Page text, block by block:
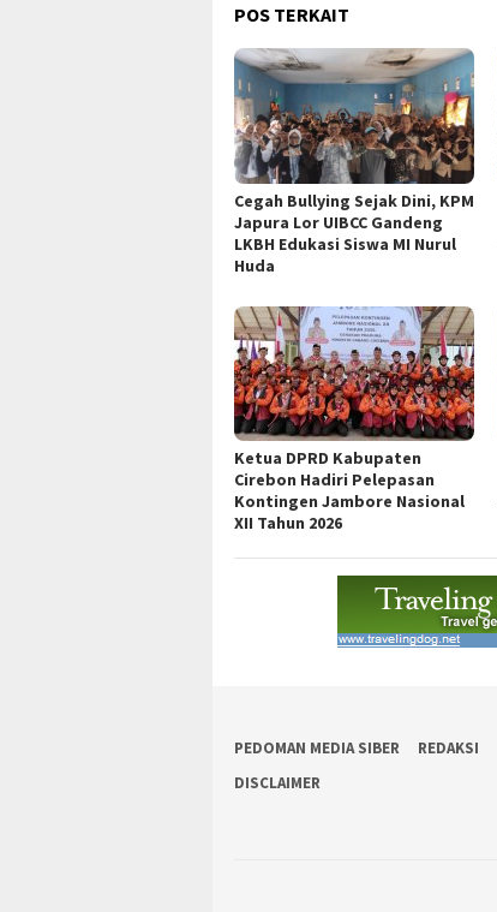
POS TERKAIT
Cegah Bullying Sejak Dini, KPM
Japura Lor UIBCC Gandeng
LKBH Edukasi Siswa MI Nurul
Huda
Ketua DPRD Kabupaten
Cirebon Hadiri Pelepasan
Kontingen Jambore Nasional
XII Tahun 2026
PEDOMAN MEDIA SIBER REDAKSI
DISCLAIMER